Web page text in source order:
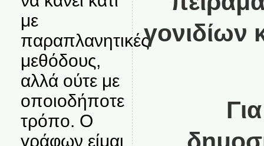
με
παραπλανητικές
μεθόδους,
αλλά ούτε με
οποιοδήποτε
τρόπο. Ο
γράφων είμαι
γονιδίων